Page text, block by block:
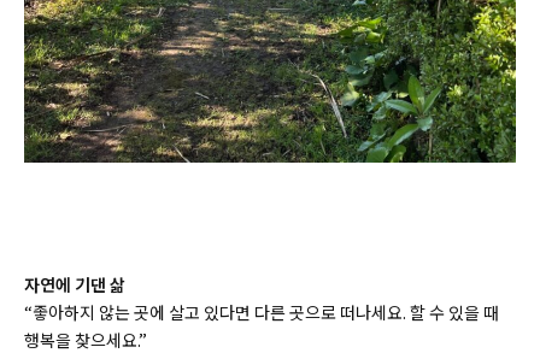
자연에 기댄 삶
“좋아하지 않는 곳에 살고 있다면 다른 곳으로 떠나세요. 할 수 있을 때
행복을 찾으세요.”